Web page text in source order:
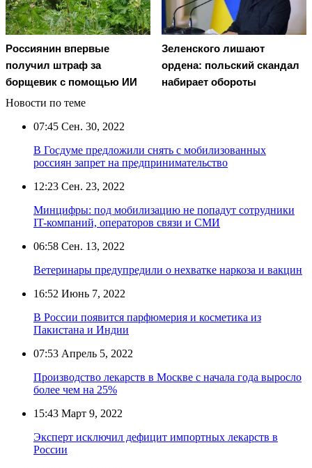
Россиянин впервые
получил штраф за
борщевик с помощью ИИ
Зеленского лишают
ордена: польский скандал
набирает обороты
Новости по теме
07:45 Сен. 30, 2022
В Госдуме предложили снять с мобилизованных
россиян запрет на предпринимательство
12:23 Сен. 23, 2022
Минцифры: под мобилизацию не попадут сотрудники
IT-компаний, операторов связи и СМИ
06:58 Сен. 13, 2022
Ветеринары предупредили о нехватке наркоза и вакцин
16:52 Июнь 7, 2022
В России появится парфюмерия и косметика из
Пакистана и Индии
07:53 Апрель 5, 2022
Производство лекарств в Москве с начала года выросло
более чем на 25%
15:43 Март 9, 2022
Эксперт исключил дефицит импортных лекарств в
России